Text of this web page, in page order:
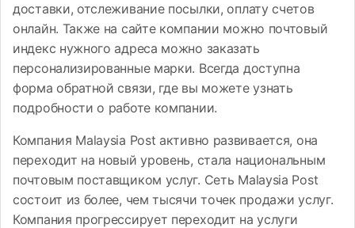
доставки, отслеживание посылки, оплату счетов
онлайн. Также на сайте компании можно почтовый
индекс нужного адреса можно заказать
персонализированные марки. Всегда доступна
форма обратной связи, где вы можете узнать
подробности о работе компании.
Компания Malaysia Post активно развивается, она
переходит на новый уровень, стала национальным
почтовым поставщиком услуг. Сеть Malaysia Post
состоит из более, чем тысячи точек продажи услуг.
Компания прогрессирует переходит на услуги